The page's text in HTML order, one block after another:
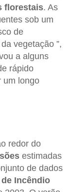
florestais. As
sob um
de
vegetação ”,
a alguns
rápido
um longo
redor do
estimadas
de dados
Incêndio